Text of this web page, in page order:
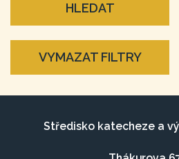
HLEDAT
VYMAZAT FILTRY
Středisko katecheze a